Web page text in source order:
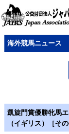
海外競馬ニュース
凱旋門賞優勝牝馬
（イギリス）［その